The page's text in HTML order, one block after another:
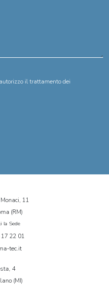
il trattamento dei
11
(RM)
la Sede
22 01
tec.it
4
(MI)